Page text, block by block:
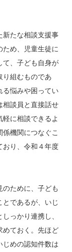
たな相談支援事
ため、児童生徒に
て、子ども自身が
り組むものであ
る悩みや困ってい
相談員と直接話せ
に相談できるよ
機関につなぐこ
おり、令和４年度
ために、子ども
とであるが、いじ
っかり連携し、
めておく。先ほど
じめの認知件数は